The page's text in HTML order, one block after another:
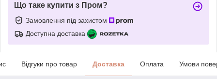
Що таке купити з Пром?
Замовлення під захистом
Доступна доставка
Відгуки про товар Доставка Оплата Умови